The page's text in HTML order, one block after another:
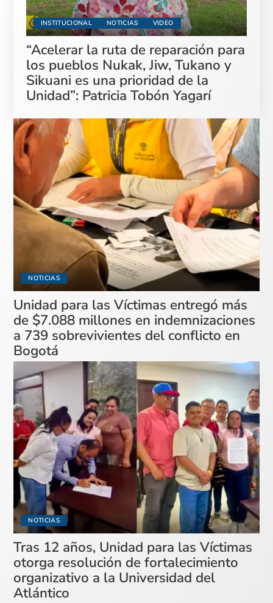
INSTITUCIONAL NOTICIAS VIDEO
“Acelerar la ruta de reparación para
los pueblos Nukak, Jiw, Tukano y
Sikuani es una prioridad de la
Unidad”: Patricia Tobón Yagarí
NOTICIAS
Unidad para las Víctimas entregó más
de $7.088 millones en indemnizaciones
a 739 sobrevivientes del conflicto en
Bogotá
NOTICIAS
Tras 12 años, Unidad para las Víctimas
otorga resolución de fortalecimiento
organizativo a la Universidad del
Atlántico